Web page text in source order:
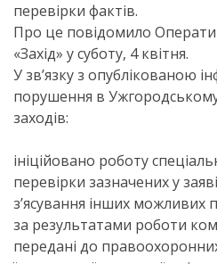
перевірки фактів.
Про це повідомило
«Захід» у суботу, 4 квітня.
У зв’язку з опублікованою
порушення в
заходів:
ініційовано роботу
перевірки зазначених у
з’ясування інших можливих
за результатами роботи
передані до